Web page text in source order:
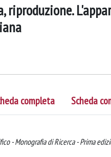
riproduzione.
completa Scheda
- Monografia di Ricerca - Prima